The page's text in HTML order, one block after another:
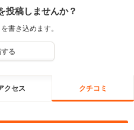
投稿しませんか？
書き込めます。
る
クセス クチコミ